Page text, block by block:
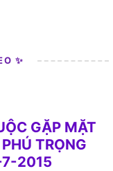
✨
GẶP MẶT
TRỌNG
7-2015